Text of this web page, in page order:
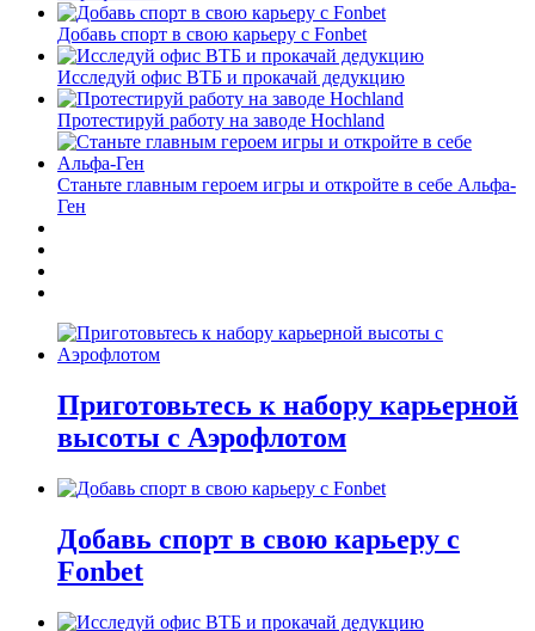
Добавь спорт в свою карьеру с Fonbet
Исследуй офис ВТБ и прокачай дедукцию
Протестируй работу на заводе Hochland
Станьте главным героем игры и откройте в себе Альфа-
Ген
Приготовьтесь к набору карьерной
высоты с Аэрофлотом
Добавь спорт в свою карьеру с
Fonbet